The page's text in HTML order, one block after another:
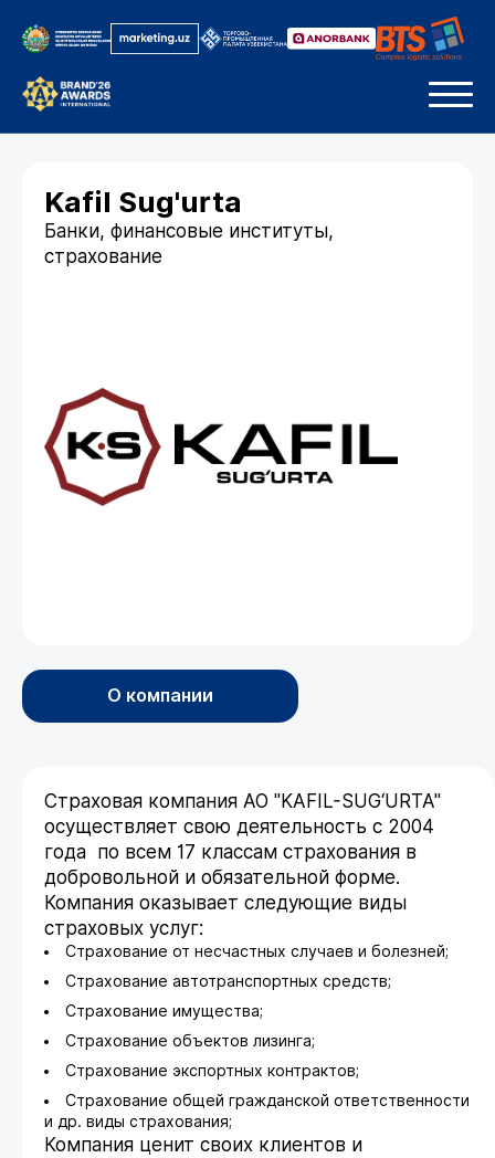
Kafil Sug'urta
Банки, финансовые институты,
страхование
О компании
Страховая компания АО "KAFIL-SUG‘URTA"
осуществляет свою деятельность с 2004
года по всем 17 классам страхования в
добровольной и обязательной форме.
Компания оказывает следующие виды
страховых услуг:
Страхование от несчастных случаев и болезней;
Страхование автотранспортных средств;
Страхование имущества;
Страхование объектов лизинга;
Страхование экспортных контрактов;
Страхование общей гражданской ответственности
и др. виды страхования;
Компания ценит своих клиентов и